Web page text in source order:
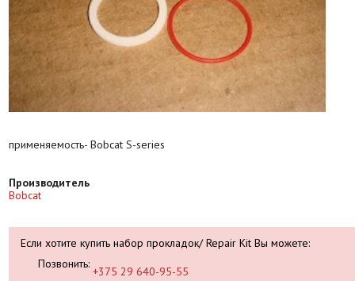
применяемость- Bobcat S-series
Производитель
Bobcat
Если хотите купить набор прокладок/ Repair Kit Вы можете:
Позвонить:
+375 29 640-95-55